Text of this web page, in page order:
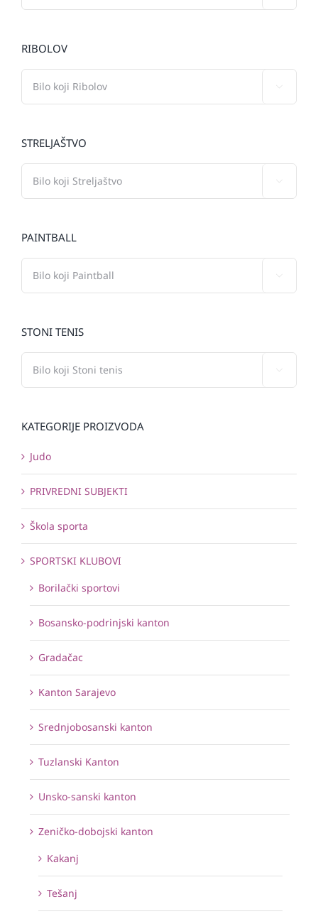
RIBOLOV
STRELJAŠTVO
PAINTBALL
STONI TENIS
KATEGORIJE PROIZVODA
Judo
PRIVREDNI SUBJEKTI
Škola sporta
SPORTSKI KLUBOVI
Borilački sportovi
Bosansko-podrinjski kanton
Gradačac
Kanton Sarajevo
Srednjobosanski kanton
Tuzlanski Kanton
Unsko-sanski kanton
Zeničko-dobojski kanton
Kakanj
Tešanj